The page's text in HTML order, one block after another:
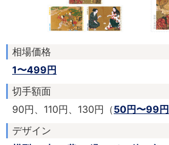
相場価格
1〜499円
切手額面
90円、110円、130円（50円〜99円
デザイン